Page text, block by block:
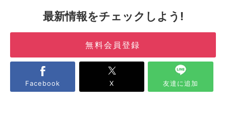
最新情報をチェックしよう!
無料会員登録
Facebook X 友達に追加